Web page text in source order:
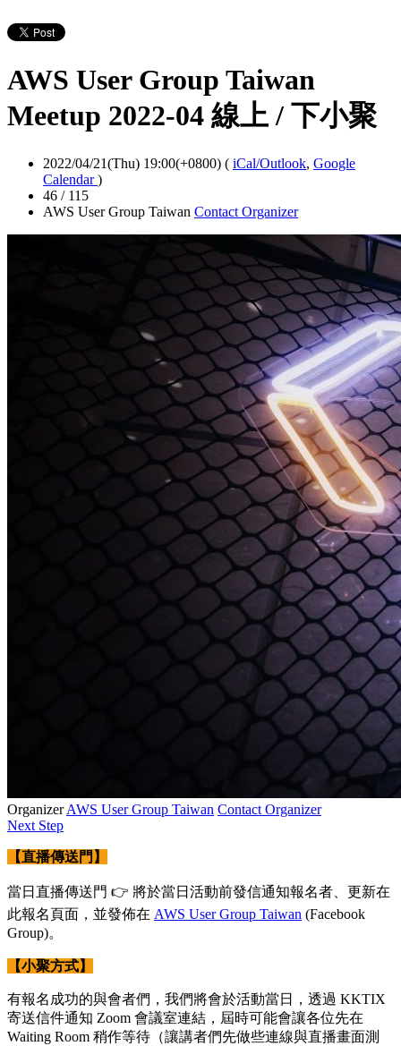
AWS User Group Taiwan
Meetup 2022-04 線上 / 下小聚
2022/04/21(Thu) 19:00(+0800) ( iCal/Outlook, Google
Calendar)
46 / 115
AWS User Group Taiwan Contact Organizer
OrganizerAWS User Group Taiwan Contact Organizer
Next Step
【直播傳送門】
當日直播傳送門 👉 將於當日活動前發信通知報名者、更新在
此報名頁面，並發佈在 AWS User Group Taiwan (Facebook
Group)。
【小聚方式】
有報名成功的與會者們，我們將會於活動當日，透過 KKTIX
寄送信件通知 Zoom 會議室連結，屆時可能會讓各位先在
Waiting Room 稍作等待（讓講者們先做些連線與直播畫面測